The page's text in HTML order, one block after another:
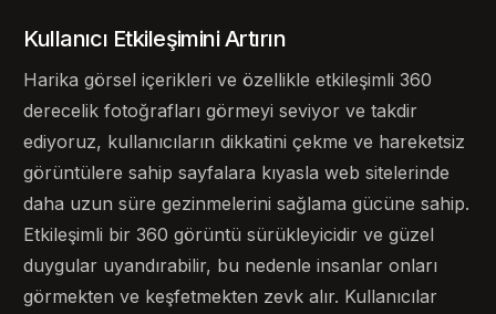
Kullanıcı Etkileşimini Artırın
Harika görsel içerikleri ve özellikle etkileşimli 360
derecelik fotoğrafları görmeyi seviyor ve takdir
ediyoruz, kullanıcıların dikkatini çekme ve hareketsiz
görüntülere sahip sayfalara kıyasla web sitelerinde
daha uzun süre gezinmelerini sağlama gücüne sahip.
Etkileşimli bir 360 görüntü sürükleyicidir ve güzel
duygular uyandırabilir, bu nedenle insanlar onları
görmekten ve keşfetmekten zevk alır. Kullanıcılar